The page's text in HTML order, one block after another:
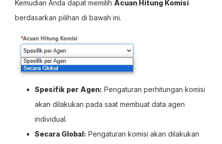
Kemudian Anda dapat memilih Acuan Hitung Komisi
berdasarkan pilihan di bawah ini.
Spesifik per Agen: Pengaturan perhitungan komisi
akan dilakukan pada saat membuat data agen
individual.
Secara Global: Pengaturan komisi akan dilakukan